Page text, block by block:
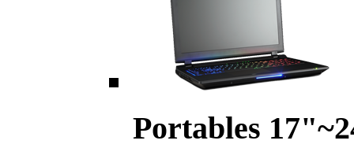
Portables